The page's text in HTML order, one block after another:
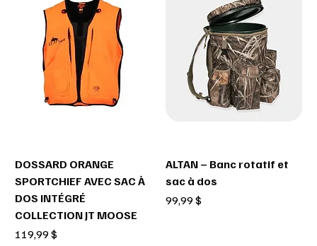
DOSSARD ORANGE
SPORTCHIEF AVEC SAC À
DOS INTÉGRÉ
COLLECTION JT MOOSE
Prix
119,99 $
ALTAN – Banc rotatif et
sac à dos
Prix
99,99 $